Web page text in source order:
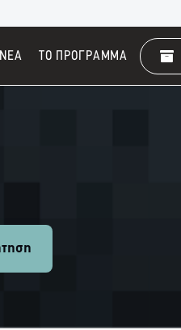
ΝΕΑ TO ΠΡΌΓΡΑΜΜΑ